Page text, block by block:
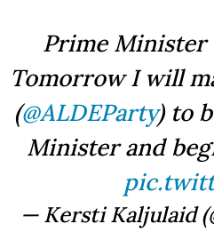
Prime Minister
Tomorrow I will
(@ALDEParty) to
Minister and
— Kersti Kaljulaid